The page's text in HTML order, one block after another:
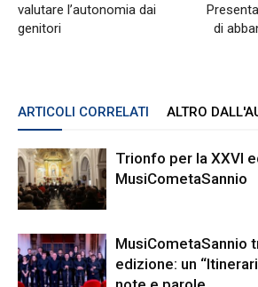
valutare l’autonomia dai
genitori
di
ARTICOLI CORRELATI ALTRO
Trionfo per la XXVI
MusiCometaSannio
MusiCometaSannio
edizione: un